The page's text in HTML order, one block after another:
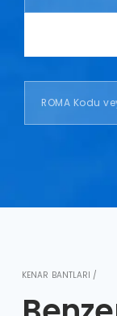
KENAR BANTLARI /